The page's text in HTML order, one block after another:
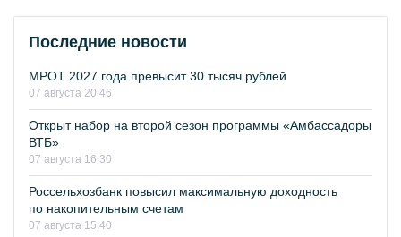
Последние новости
МРОТ 2027 года превысит 30 тысяч рублей
07 августа 20:46
Открыт набор на второй сезон программы «Амбассадоры
ВТБ»
07 августа 16:30
Россельхозбанк повысил максимальную доходность
по накопительным счетам
07 августа 15:40